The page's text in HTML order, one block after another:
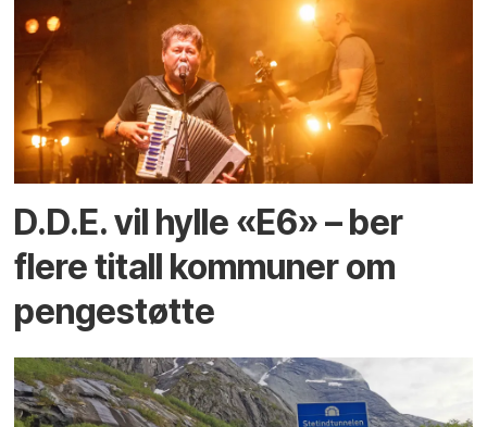
D.D.E. vil hylle «E6» – ber
flere titall kommuner om
pengestøtte